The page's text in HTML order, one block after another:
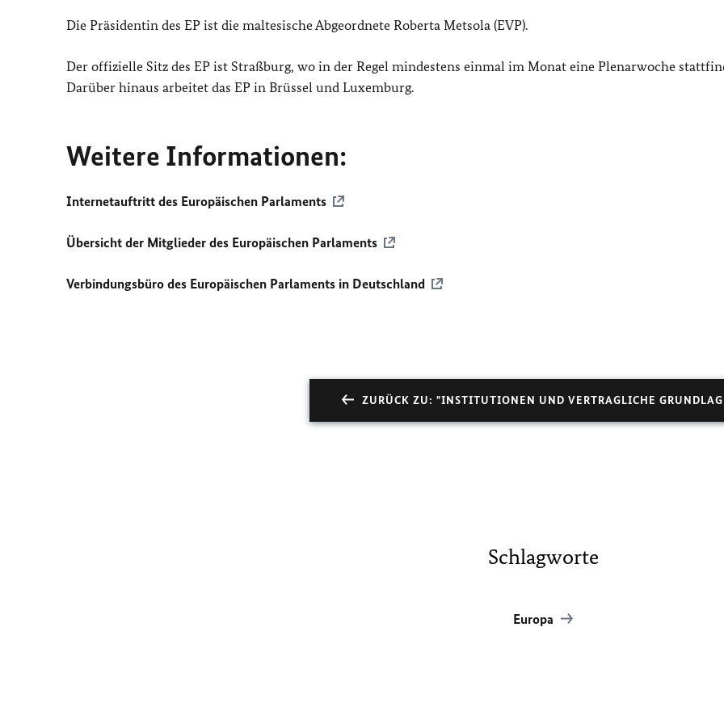
Die Präsidentin des EP ist die maltesische Abgeordnete Roberta Metsola (EVP).
Der offizielle Sitz des EP ist Straßburg, wo in der Regel mindestens einmal im Monat eine Plenarwoche
Darüber hinaus arbeitet das EP in Brüssel und Luxemburg.
Weitere Informationen:
Internetauftritt des Europäischen Parlaments
Übersicht der Mitglieder des Europäischen Parlaments
Verbindungsbüro des Europäischen Parlaments in Deutschland
ZURÜCK ZU: "INSTITUTIONEN UND VERTRAGLICHE
Schlagworte
Europa